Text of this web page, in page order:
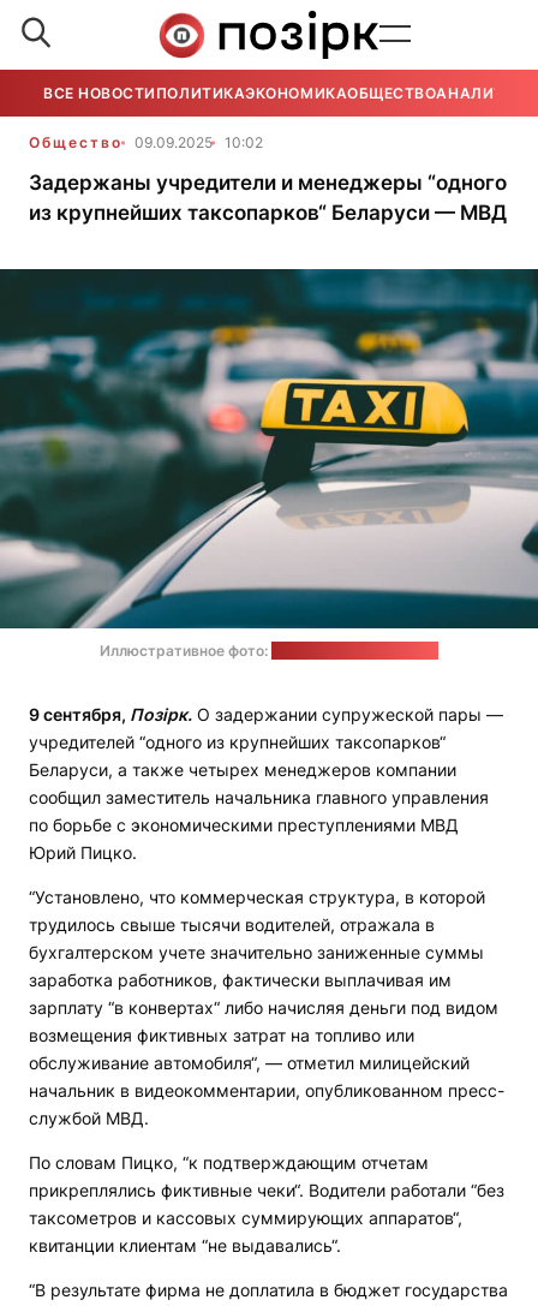
ВСЕ НОВОСТИ ПОЛИТИКАЭКОНОМИКАОБЩЕСТВОАНАЛИТИКА
Общество 09.09.2025 10:02
Задержаны учредители и менеджеры “одного
из крупнейших таксопарков“ Беларуси — МВД
Иллюстративное фото:
9 сентября, Позірк. О задержании супружеской пары —
учредителей “одного из крупнейших таксопарков“
Беларуси, а также четырех менеджеров компании
сообщил заместитель начальника главного управления
по борьбе с экономическими преступлениями МВД
Юрий Пицко.
“Установлено, что коммерческая структура, в которой
трудилось свыше тысячи водителей, отражала в
бухгалтерском учете значительно заниженные суммы
заработка работников, фактически выплачивая им
зарплату “в конвертах“ либо начисляя деньги под видом
возмещения фиктивных затрат на топливо или
обслуживание автомобиля“, — отметил милицейский
начальник в видеокомментарии, опубликованном пресс-
службой МВД.
По словам Пицко, “к подтверждающим отчетам
прикреплялись фиктивные чеки“. Водители работали “без
таксометров и кассовых суммирующих аппаратов“,
квитанции клиентам “не выдавались“.
“В результате фирма не доплатила в бюджет государства